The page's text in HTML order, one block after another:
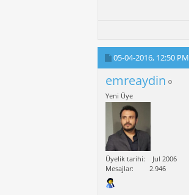
05-04-2016, 12:50 PM
emreaydin
Yeni Üye
Üyelik tarihi
Jul 2006
Mesajlar
2.946